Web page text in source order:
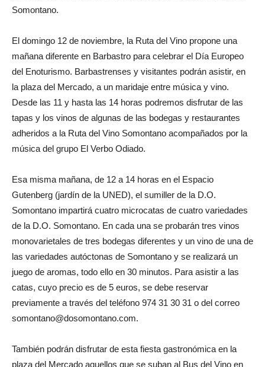
Somontano.
El domingo 12 de noviembre, la Ruta del Vino propone una
mañana diferente en Barbastro para celebrar el Día Europeo
del Enoturismo. Barbastrenses y visitantes podrán asistir, en
la plaza del Mercado, a un maridaje entre música y vino.
Desde las 11 y hasta las 14 horas podremos disfrutar de las
tapas y los vinos de algunas de las bodegas y restaurantes
adheridos a la Ruta del Vino Somontano acompañados por la
música del grupo El Verbo Odiado.
Esa misma mañana, de 12 a 14 horas en el Espacio
Gutenberg (jardín de la UNED), el sumiller de la D.O.
Somontano impartirá cuatro microcatas de cuatro variedades
de la D.O. Somontano. En cada una se probarán tres vinos
monovarietales de tres bodegas diferentes y un vino de una de
las variedades autóctonas de Somontano y se realizará un
juego de aromas, todo ello en 30 minutos. Para asistir a las
catas, cuyo precio es de 5 euros, se debe reservar
previamente a través del teléfono 974 31 30 31 o del correo
somontano@dosomontano.com.
También podrán disfrutar de esta fiesta gastronómica en la
plaza del Mercado aquellos que se suban al Bus del Vino en